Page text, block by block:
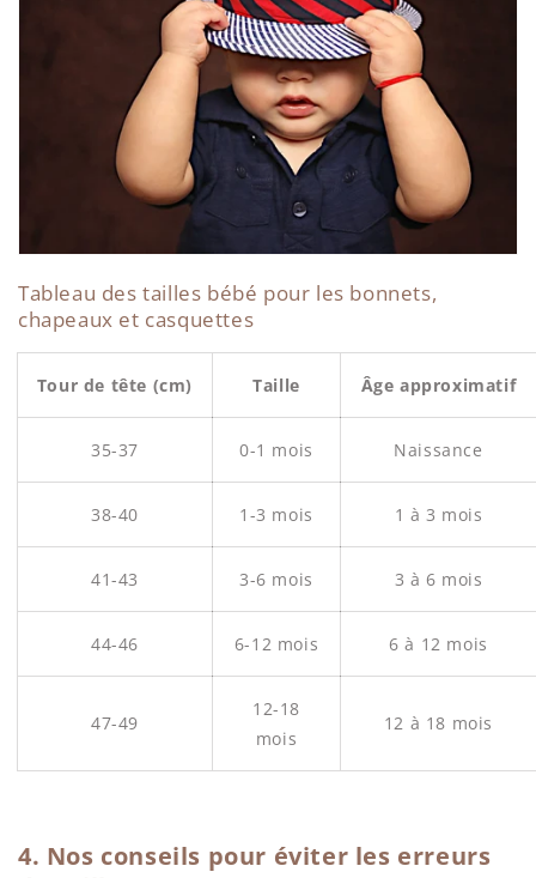
Tableau des tailles bébé pour les bonnets,
chapeaux et casquettes
Tour de tête (cm) Taille Âge approximatif
35-37 0-1 mois Naissance
38-40 1-3 mois 1 à 3 mois
41-43 3-6 mois 3 à 6 mois
44-46 6-12 mois 6 à 12 mois
47-49
12-18
mois
12 à 18 mois
4. Nos conseils pour éviter les erreurs